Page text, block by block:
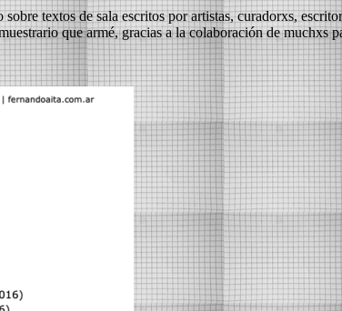
textos de sala escritos por artistas, curadorxs,
que armé, gracias a la colaboración de muchxs